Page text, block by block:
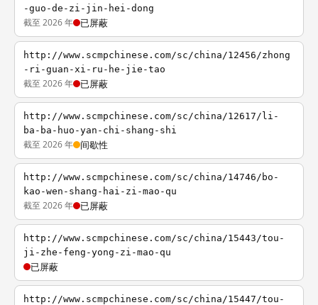
-guo-de-zi-jin-hei-dong
截至 2026 年 已屏蔽
http://www.scmpchinese.com/sc/china/12456/zhong
-ri-guan-xi-ru-he-jie-tao
截至 2026 年 已屏蔽
http://www.scmpchinese.com/sc/china/12617/li-
ba-ba-huo-yan-chi-shang-shi
截至 2026 年 间歇性
http://www.scmpchinese.com/sc/china/14746/bo-
kao-wen-shang-hai-zi-mao-qu
截至 2026 年 已屏蔽
http://www.scmpchinese.com/sc/china/15443/tou-
ji-zhe-feng-yong-zi-mao-qu
已屏蔽
http://www.scmpchinese.com/sc/china/15447/tou-